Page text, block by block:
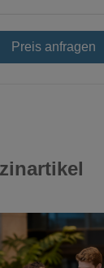
Preis anfragen